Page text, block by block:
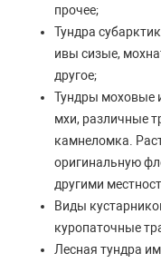
прочее;
Тундра
ивы сизые,
другое;
Тундры моховые
мхи, различные
камнеломка.
оригинальную
другими
Виды
куропаточные
Лесная тундра